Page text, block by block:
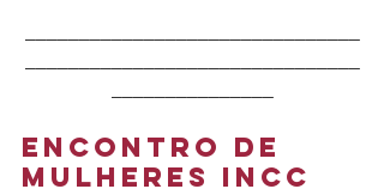
ENCONTRO DE
MULHERES INCC